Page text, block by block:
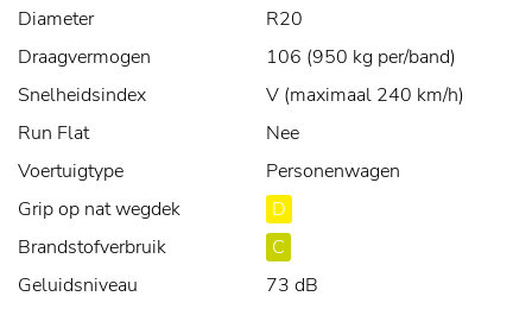
Diameter
R20
Draagvermogen
106 (950 kg per/band)
Snelheidsindex
V (maximaal 240 km/h)
Run Flat
Nee
Voertuigtype
Personenwagen
Grip op nat wegdek
D
Brandstofverbruik
C
Geluidsniveau
73 dB